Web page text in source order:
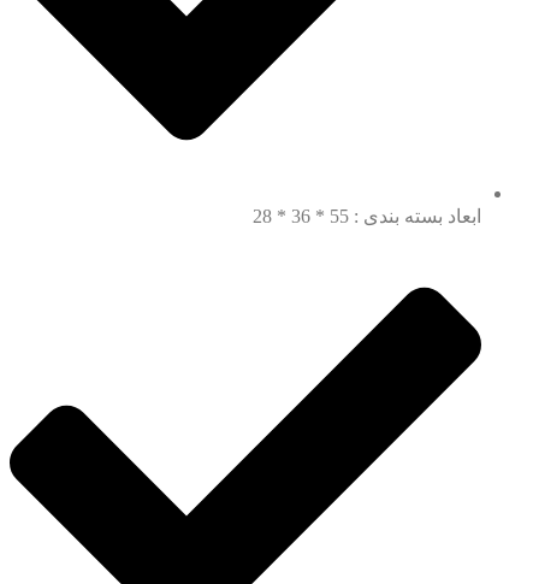
ابعاد بسته بندی : 55 * 36 * 28